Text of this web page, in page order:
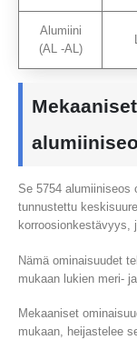
Alumiini
(AL -AL)
Se 5754 alumiiniseos
tunnustettu
korroosionkestävyys,
Nämä ominaisuudet
mukaan lukien meri-
Mekaaniset
mukaan, heijastelee